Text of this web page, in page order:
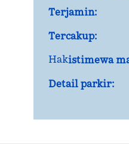
Terjamin:
Tercakup:
Hakistimewa
Detail parkir: